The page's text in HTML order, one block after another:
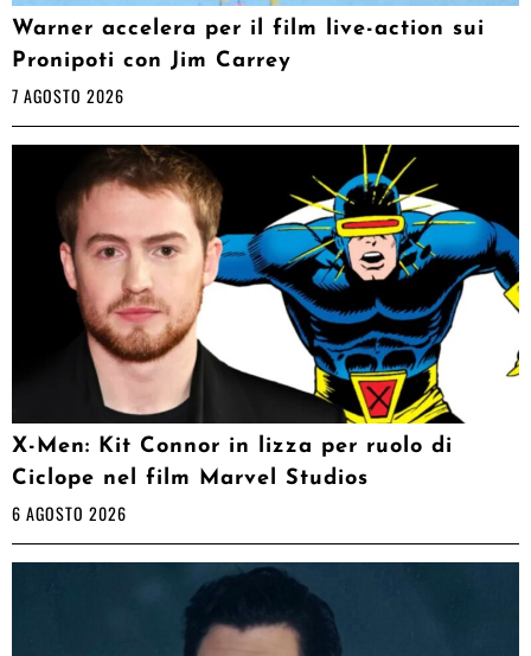
Warner accelera per il film live-action sui
Pronipoti con Jim Carrey
7 AGOSTO 2026
X-Men: Kit Connor in lizza per ruolo di
Ciclope nel film Marvel Studios
6 AGOSTO 2026